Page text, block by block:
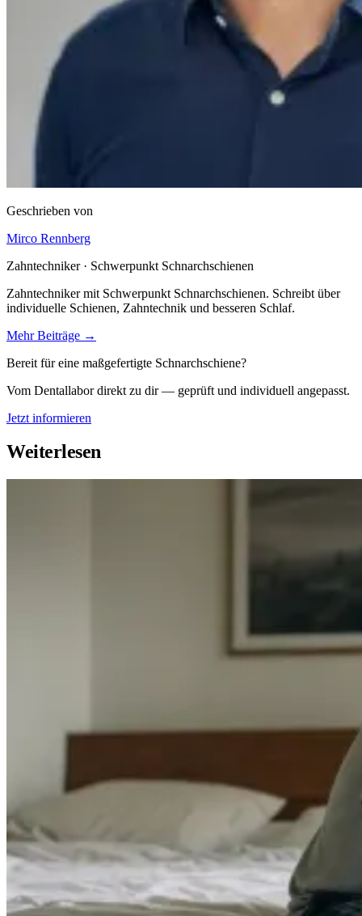
Geschrieben von
Mirco Rennberg
Zahntechniker · Schwerpunkt Schnarchschienen
Zahntechniker mit Schwerpunkt Schnarchschienen. Schreibt über
individuelle Schienen, Zahntechnik und besseren Schlaf.
Mehr Beiträge →
Bereit für eine maßgefertigte Schnarchschiene?
Vom Dentallabor direkt zu dir — geprüft und individuell angepasst.
Jetzt informieren
Weiterlesen